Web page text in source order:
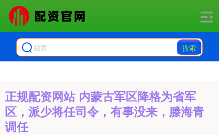
搜索
正规配资网站 内蒙古军区降格为省军
区，派少将任司令，有事没来，滕海青
调任